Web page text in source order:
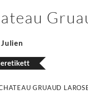
GRUAUD